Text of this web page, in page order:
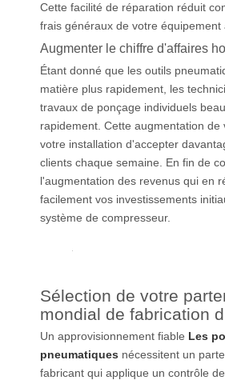
Cette facilité de réparation réduit
frais généraux de votre équipement
Augmenter le chiffre d'affaires
Étant donné que les outils
matière plus rapidement, les
travaux de ponçage individuels
rapidement. Cette augmentation de
votre installation d'accepter
clients chaque semaine. En fin de
l'augmentation des revenus qui en
facilement vos investissements
système de compresseur.
Sélection de votre
mondial de fabrication
Un approvisionnement fiable Les
pneumatiques nécessitent un
fabricant qui applique un contrôle